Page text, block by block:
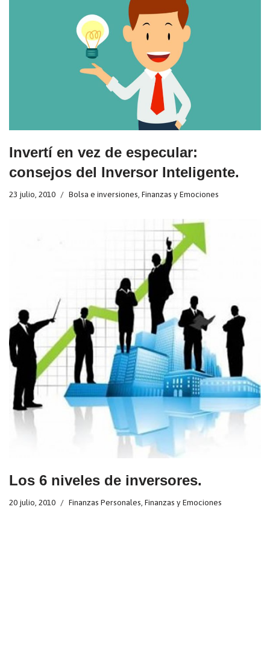
Invertí en vez de especular:
consejos del Inversor Inteligente.
23 julio, 2010 Bolsa e inversiones Finanzas y Emociones
Los 6 niveles de inversores.
20 julio, 2010 Finanzas Personales, Finanzas y Emociones